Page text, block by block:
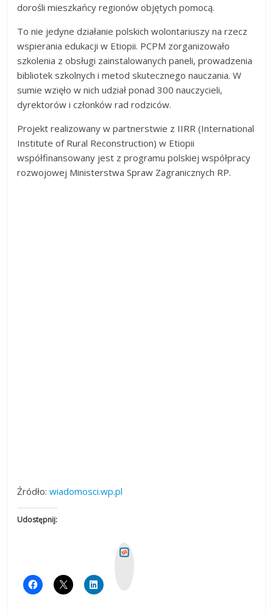
dorośli mieszkańcy regionów objętych pomocą.
To nie jedyne działanie polskich wolontariuszy na rzecz
wspierania edukacji w Etiopii. PCPM zorganizowało
szkolenia z obsługi zainstalowanych paneli, prowadzenia
bibliotek szkolnych i metod skutecznego nauczania. W
sumie wzięło w nich udział ponad 300 nauczycieli,
dyrektorów i członków rad rodziców.
Projekt realizowany w partnerstwie z IIRR (International
Institute of Rural Reconstruction) w Etiopii
współfinansowany jest z programu polskiej współpracy
rozwojowej Ministerstwa Spraw Zagranicznych RP.
Źródło:wiadomosci.wp.pl
Udostępnij: